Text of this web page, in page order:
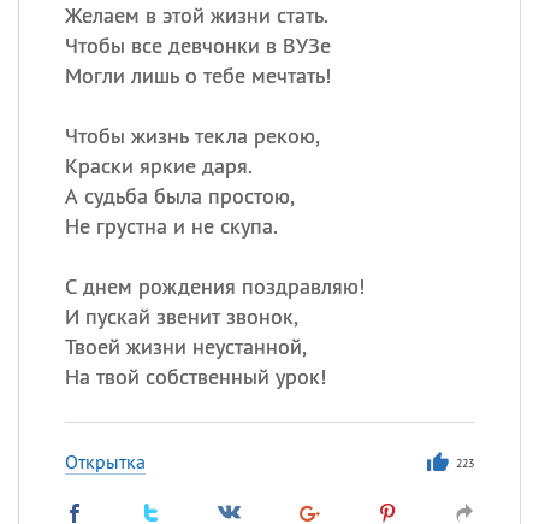
Желаем в этой жизни стать.
Чтобы все девчонки в ВУЗе
Могли лишь о тебе мечтать!
Чтобы жизнь текла рекою,
Краски яркие даря.
А судьба была простою,
Не грустна и не скупа.
С днем рождения поздравляю!
И пускай звенит звонок,
Твоей жизни неустанной,
На твой собственный урок!
Открытка 223